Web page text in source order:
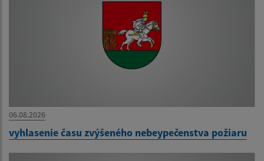
06.08.2026
vyhlasenie času zvýšeného nebeypečenstva požiaru